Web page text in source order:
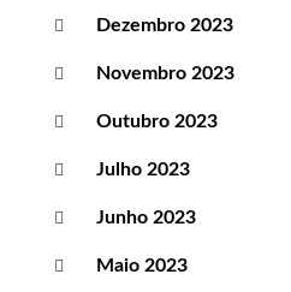
Dezembro 2023
Novembro 2023
Outubro 2023
Julho 2023
Junho 2023
Maio 2023